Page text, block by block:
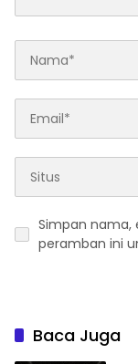
Simpan nama,
peramban ini
Baca Juga